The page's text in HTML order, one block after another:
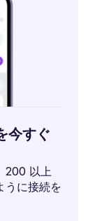
今すぐ
200 以上
うに接続を